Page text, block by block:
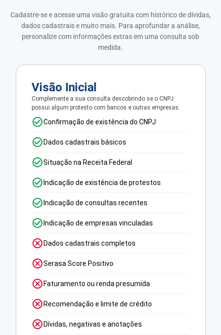
Cadastre-se e acesse uma visão gratuita com histórico de dívidas,
dados cadastrais e muito mais. Para aprofundar a análise,
personalize com informações extras em uma consulta sob
medida.
Visão Inicial
Complemente a sua consulta descobrindo se o CNPJ
possui algum protesto com bancos e outras empresas.
Confirmação de existência do CNPJ
Dados cadastrais básicos
Situação na Receita Federal
Indicação de existência de protestos
Indicação de consultas recentes
Indicação de empresas vinculadas
Dados cadastrais completos
Serasa Score Positivo
Faturamento ou renda presumida
Recomendação e limite de crédito
Dívidas, negativas e anotações